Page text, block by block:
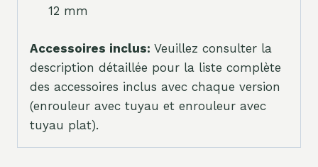
12 mm
Accessoires inclus: Veuillez consulter la
description détaillée pour la liste complète
des accessoires inclus avec chaque version
(enrouleur avec tuyau et enrouleur avec
tuyau plat).